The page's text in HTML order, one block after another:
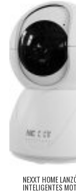
NEXXT HOME
INTELIGENTES